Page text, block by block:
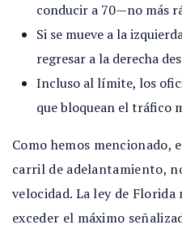
conducir a 70—no más
Si se mueve a la
regresar a la derecha
Incluso al límite, los
que bloquean el tráfico
Como hemos mencionado,
carril de adelantamiento,
velocidad. La ley de
exceder el máximo